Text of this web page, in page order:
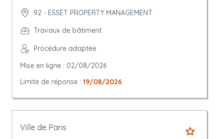
92 - ESSET PROPERTY MANAGEMENT
Travaux de bâtiment
Procédure adaptée
Mise en ligne : 02/08/2026
Limite de réponse : 19/08/2026
Ville de Paris